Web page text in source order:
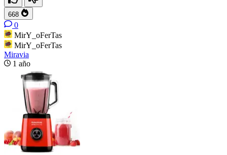
668
0
MirY_oFerTas
MirY_oFerTas
Miravia
1 año